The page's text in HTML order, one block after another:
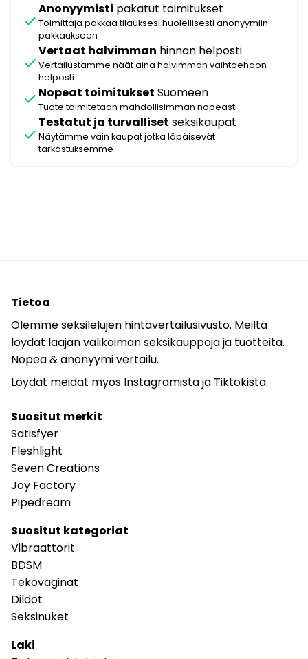
check
Anonyymisti pakatut toimitukset
Toimittaja pakkaa tilauksesi huolellisesti anonyymiin
pakkaukseen
check
Vertaat halvimman hinnan helposti
Vertailustamme näät aina halvimman vaihtoehdon
helposti
check Nopeat toimitukset Suomeen
Tuote toimitetaan mahdollisimman nopeasti
check
Testatut ja turvalliset seksikaupat
Näytämme vain kaupat jotka läpäisevät
tarkastuksemme
Tietoa
Olemme seksilelujen hintavertailusivusto. Meiltä
löydät laajan valikoiman seksikauppoja ja tuotteita.
Nopea & anonyymi vertailu.
Löydät meidät myös Instagramistaja Tiktokista.
Suositut merkit
Satisfyer
Fleshlight
Seven Creations
Joy Factory
Pipedream
Suositut kategoriat
Vibraattorit
BDSM
Tekovaginat
Dildot
Seksinuket
Laki